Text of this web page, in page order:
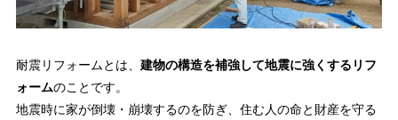
耐震リフォームとは、 建物の構造を補強して地震に強くするリフ
ォームのことです。
地震時に家が倒壊・崩壊するのを防ぎ、住む人の命と財産を守る